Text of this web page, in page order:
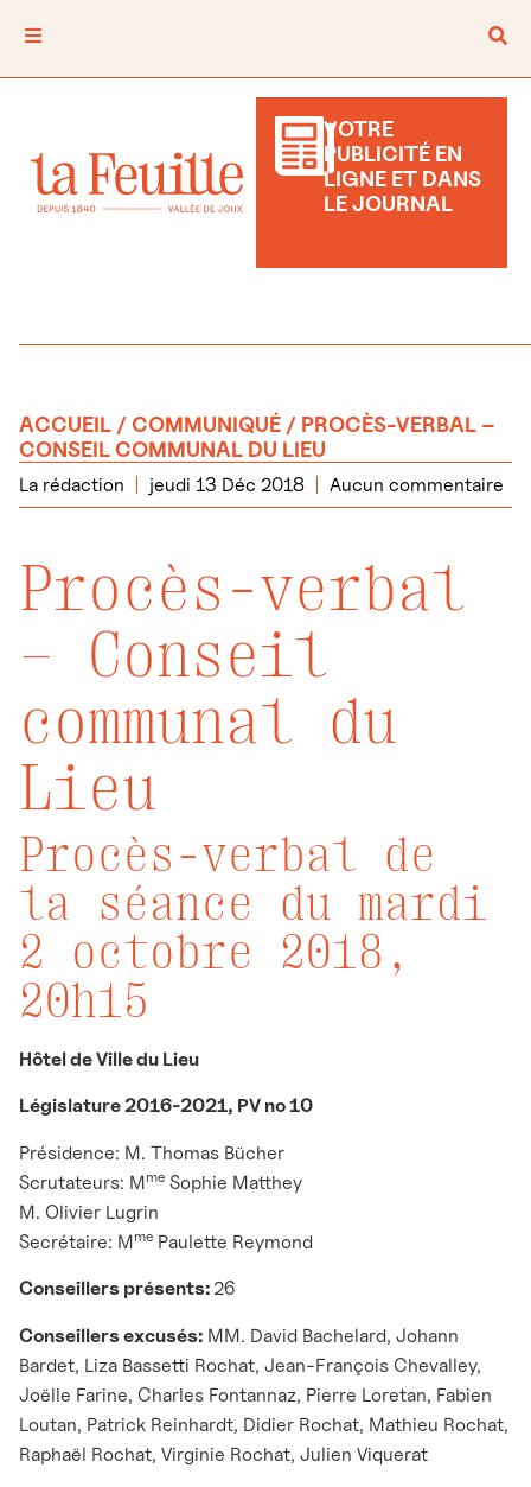
VOTRE
PUBLICITÉ EN
LIGNE ET DANS
LE JOURNAL
ACCUEIL /COMMUNIQUÉ / PROCÈS-VERBAL –
CONSEIL COMMUNAL DU LIEU
La rédaction jeudi 13 Déc 2018 Aucun commentaire
Procès-verbal
– Conseil
communal du
Lieu
Procès-verbal de
la séance du mardi
2 octobre 2018,
20h15
Hôtel de Ville du Lieu
Législature 2016-2021, PV no 10
Présidence: M. Thomas Bücher
Scrutateurs: Mme Sophie Matthey
M. Olivier Lugrin
Secrétaire: Mme Paulette Reymond
Conseillers présents: 26
Conseillers excusés: MM. David Bachelard, Johann
Bardet, Liza Bassetti Rochat, Jean-François Chevalley,
Joëlle Farine, Charles Fontannaz, Pierre Loretan, Fabien
Loutan, Patrick Reinhardt, Didier Rochat, Mathieu Rochat,
Raphaël Rochat, Virginie Rochat, Julien Viquerat